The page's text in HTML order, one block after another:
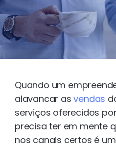
Quando um
alavancar asvendas
serviços oferecidos
precisa ter em mente
nos canais certos é